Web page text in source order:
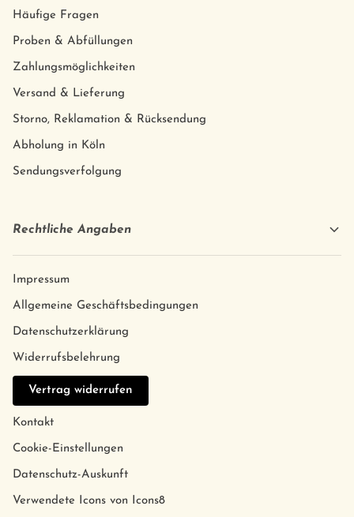
Häufige Fragen
Proben & Abfüllungen
Zahlungsmöglichkeiten
Versand & Lieferung
Storno, Reklamation & Rücksendung
Abholung in Köln
Sendungsverfolgung
Rechtliche Angaben
Impressum
Allgemeine Geschäftsbedingungen
Datenschutzerklärung
Widerrufsbelehrung
Vertrag widerrufen
Kontakt
Cookie-Einstellungen
Datenschutz-Auskunft
Verwendete Icons von Icons8